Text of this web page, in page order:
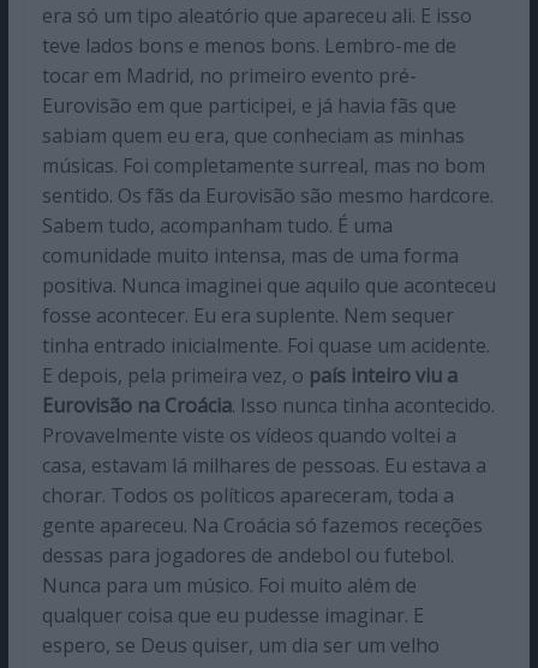
era só um tipo aleatório que apareceu ali. E isso
teve lados bons e menos bons. Lembro-me de
tocar em Madrid, no primeiro evento pré-
Eurovisão em que participei, e já havia fãs que
sabiam quem eu era, que conheciam as minhas
músicas. Foi completamente surreal, mas no bom
sentido. Os fãs da Eurovisão são mesmo hardcore.
Sabem tudo, acompanham tudo. É uma
comunidade muito intensa, mas de uma forma
positiva. Nunca imaginei que aquilo que aconteceu
fosse acontecer. Eu era suplente. Nem sequer
tinha entrado inicialmente. Foi quase um acidente.
E depois, pela primeira vez, o país inteiro viu a
Eurovisão na Croácia. Isso nunca tinha acontecido.
Provavelmente viste os vídeos quando voltei a
casa, estavam lá milhares de pessoas. Eu estava a
chorar. Todos os políticos apareceram, toda a
gente apareceu. Na Croácia só fazemos receções
dessas para jogadores de andebol ou futebol.
Nunca para um músico. Foi muito além de
qualquer coisa que eu pudesse imaginar. E
espero, se Deus quiser, um dia ser um velho